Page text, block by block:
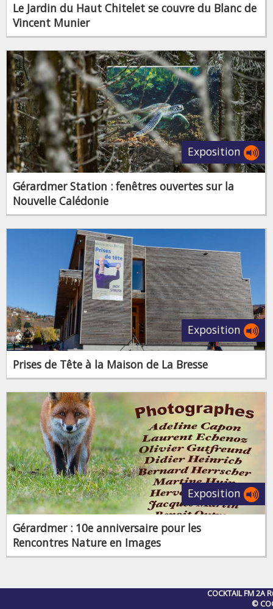
Le Jardin du Haut Chitelet se couvre du Blanc de
Vincent Munier
Exposition
Gérardmer Station : fenêtres ouvertes sur la
Nouvelle Calédonie
Exposition
Prises de Tête à la Maison de La Bresse
Exposition
Gérardmer : 10e anniversaire pour les
Rencontres Nature en Images
COCKTAIL FM
©